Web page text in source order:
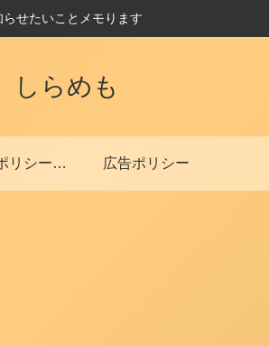
らせたいことメモります
しらめも
プライバシーポリシー・免責事項 広告ポリシー